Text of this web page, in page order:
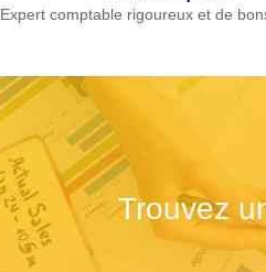
Expert comptable rigoureux et de
Trouvez